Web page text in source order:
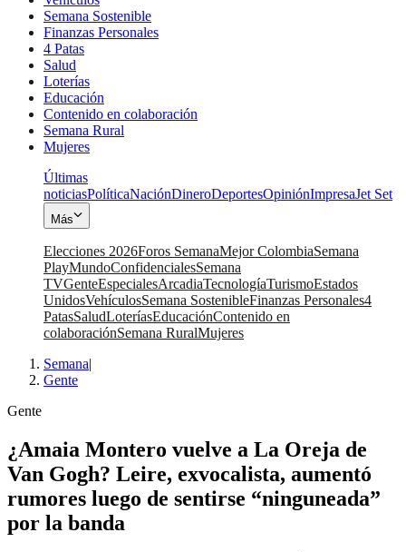
Semana Sostenible
Finanzas Personales
4 Patas
Salud
Loterías
Educación
Contenido en colaboración
Semana Rural
Mujeres
Últimas
noticiasPolíticaNaciónDineroDeportesOpiniónImpresaJet Set
Más
Elecciones 2026Foros SemanaMejor ColombiaSemana
PlayMundoConfidencialesSemana
TVGenteEspecialesArcadiaTecnologíaTurismoEstados
UnidosVehículosSemana SostenibleFinanzas Personales4
PatasSaludLoteríasEducaciónContenido en
colaboraciónSemana RuralMujeres
Semana|
Gente
Gente
¿Amaia Montero vuelve a La Oreja de
Van Gogh? Leire, exvocalista, aumentó
rumores luego de sentirse “ninguneada”
por la banda